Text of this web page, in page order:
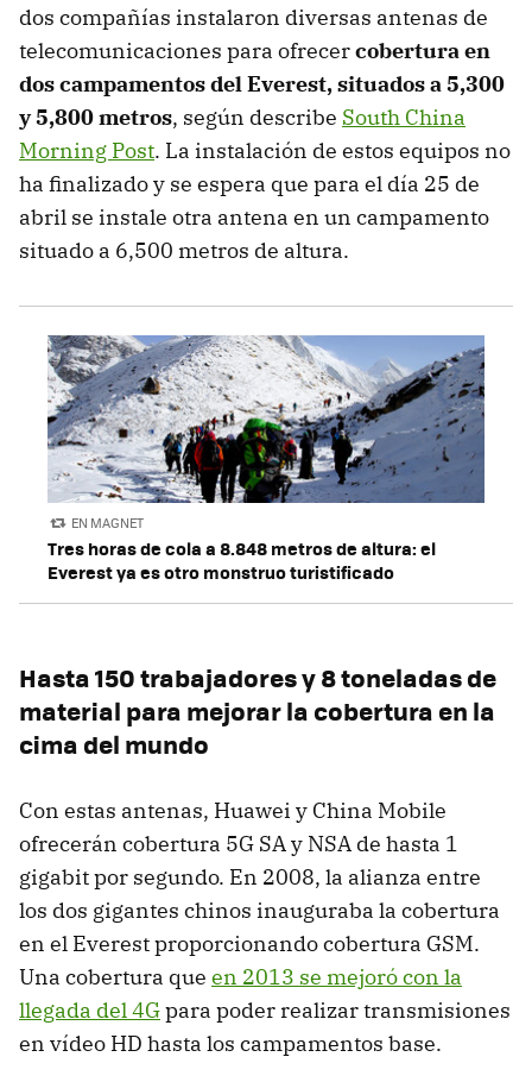
dos compañías instalaron diversas antenas de
telecomunicaciones para ofrecercobertura en
dos campamentos del Everest, situados a 5,300
y 5,800 metros, según describe South China
Morning Post. La instalación de estos equipos no
ha finalizado y se espera que para el día 25 de
abril se instale otra antena en un campamento
situado a 6,500 metros de altura.
EN MAGNET
Tres horas de cola a 8.848 metros de altura: el
Everest ya es otro monstruo turistificado
Hasta 150 trabajadores y 8 toneladas de
material para mejorar la cobertura en la
cima del mundo
Con estas antenas, Huawei y China Mobile
ofrecerán cobertura 5G SA y NSA de hasta 1
gigabit por segundo. En 2008, la alianza entre
los dos gigantes chinos inauguraba la cobertura
en el Everest proporcionando cobertura GSM.
Una cobertura que en 2013 se mejoró con la
llegada del 4Gpara poder realizar transmisiones
en vídeo HD hasta los campamentos base.